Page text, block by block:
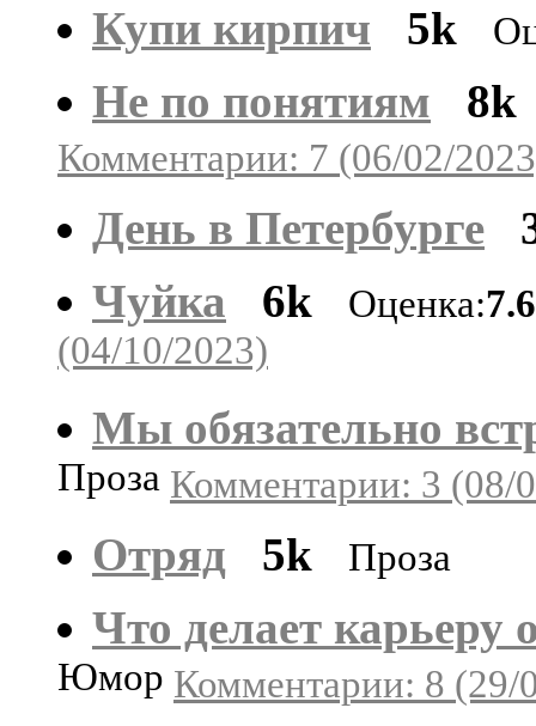
Купи кирпич
5k
Не по понятиям 8k
Комментарии: 7 (06/02/
День в Петербурге
Чуйка
6k Оценка:
(04/10/2023)
Мы обязательно
Проза Комментарии: 3 (08/
Отряд 5k Проза
Что делает карьеру
Юмор Комментарии: 8 (29/